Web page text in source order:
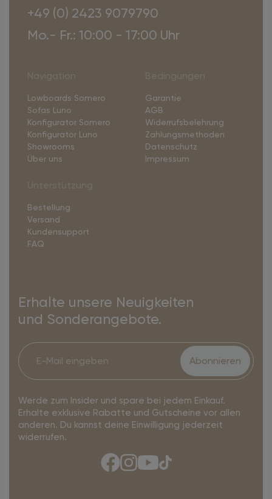
+49 (0) 2423 9079790
Mo.- Fr.: 10:00 - 17:00 Uhr
Lowboards Somero
Sofas Luno
Konfigurator Somero
Konfigurator Luno
Showrooms
Über uns
Garantie
AGB
Widerrufsbelehrung
Zahlungsmethoden
Datenschutz
Impressum
Bestellung
Versand
Kundensupport
FAQ
Erhalte unsere Neuigkeiten
und Sonderangebote.
Abonnieren
Werde zum Insider und spare bei jedem Einkauf.
Erhalte exklusive Rabatte und Gutscheine vor allen
anderen. Du kannst deine Einwilligung jederzeit
widerrufen.